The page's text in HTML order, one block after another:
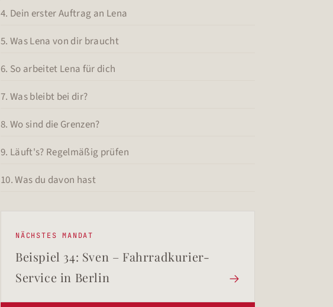
4. Dein erster Auftrag an Lena
5. Was Lena von dir braucht
6. So arbeitet Lena für dich
7. Was bleibt bei dir?
8. Wo sind die Grenzen?
9. Läuft's? Regelmäßig prüfen
10. Was du davon hast
NÄCHSTES MANDAT
Beispiel 34: Sven – Fahrradkurier-
Service in Berlin
